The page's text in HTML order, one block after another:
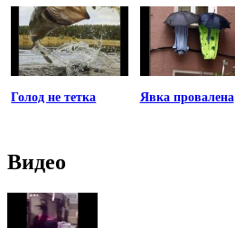
Голод не тетка Явка провалена
Видео